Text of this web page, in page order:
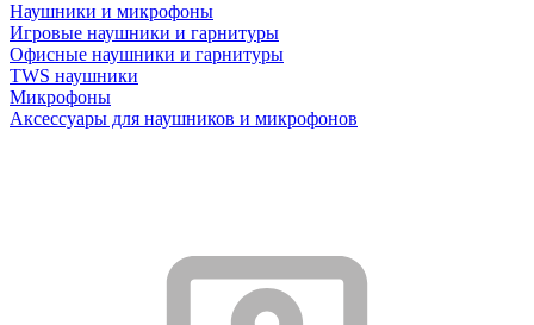
Наушники и микрофоны
Игровые наушники и гарнитуры
Офисные наушники и гарнитуры
TWS наушники
Микрофоны
Аксессуары для наушников и микрофонов